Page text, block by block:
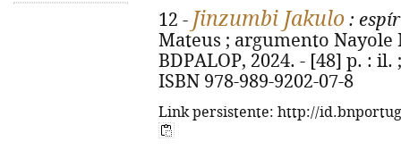
12 - Jinzumbi Jakulo :
Mateus ; argumento Nayole
BDPALOP, 2024. - [48] p. :
ISBN 978-989-9202-07-8
Link persistente: http://